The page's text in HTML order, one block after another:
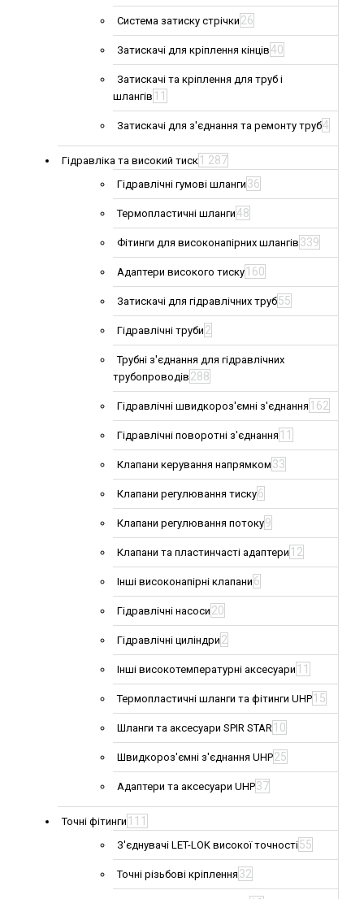
Система затиску стрічки 26
Затискачі для кріплення кінців40
Затискачі та кріплення для труб і
шлангів 11
Затискачі для з'єднання та ремонту труб4
Гідравліка та високий тиск 1 287
Гідравлічні гумові шланги 36
Термопластичні шланги48
Фітинги для високонапірних шлангів 339
Адаптери високого тиску 160
Затискачі для гідравлічних труб55
Гідравлічні труби 2
Трубні з'єднання для гідравлічних
трубопроводів 288
Гідравлічні швидкороз'ємні з'єднання 162
Гідравлічні поворотні з'єднання 11
Клапани керування напрямком 33
Клапани регулювання тиску6
Клапани регулювання потоку9
Клапани та пластинчасті адаптери 12
Інші високонапірні клапани 6
Гідравлічні насоси 20
Гідравлічні циліндри 2
Інші високотемпературні аксесуари 11
Термопластичні шланги та фітинги UHP 15
Шланги та аксесуари SPIR STAR 10
Швидкороз'ємні з'єднання UHP25
Адаптери та аксесуари UHP37
Точні фітинги 111
З'єднувачі LET-LOK високої точності55
Точні різьбові кріплення 32